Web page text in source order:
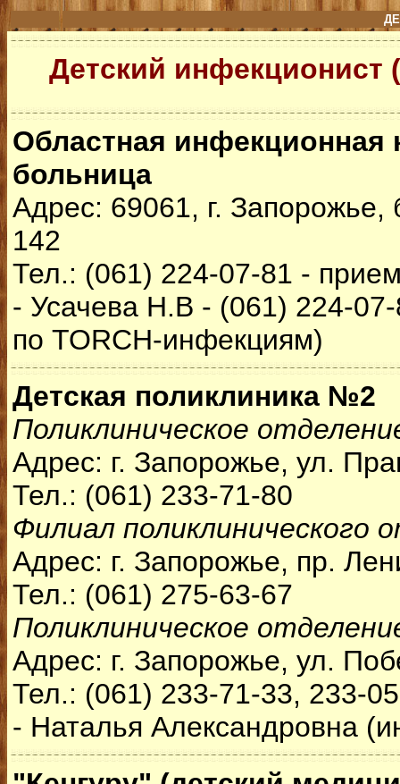
Детский инфекционист
Областная инфекционная
больница
Адрес: 69061, г. Запорожье,
142
Тел.: (061) 224-07-81 -
- Усачева Н.В - (061) 224-
по TORCH-инфекциям)
Детская поликлиника №2
Поликлиническое
Адрес: г. Запорожье, ул.
Тел.: (061) 233-71-80
Филиал поликлинического
Адрес: г. Запорожье, пр.
Тел.: (061) 275-63-67
Поликлиническое
Адрес: г. Запорожье, ул.
Тел.: (061) 233-71-33, 233-
- Наталья Александровна